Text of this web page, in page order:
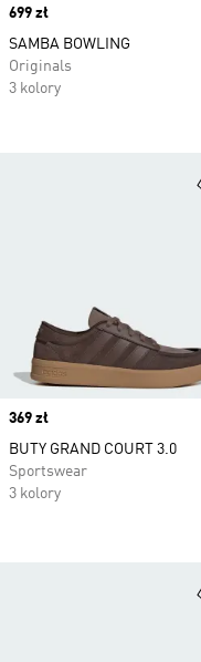
Price
369 zł
BUTY GRAND COURT 3.0
Sportswear
3 kolory
Price
699 zł
SAMBA BOWLING
Originals
3 kolory